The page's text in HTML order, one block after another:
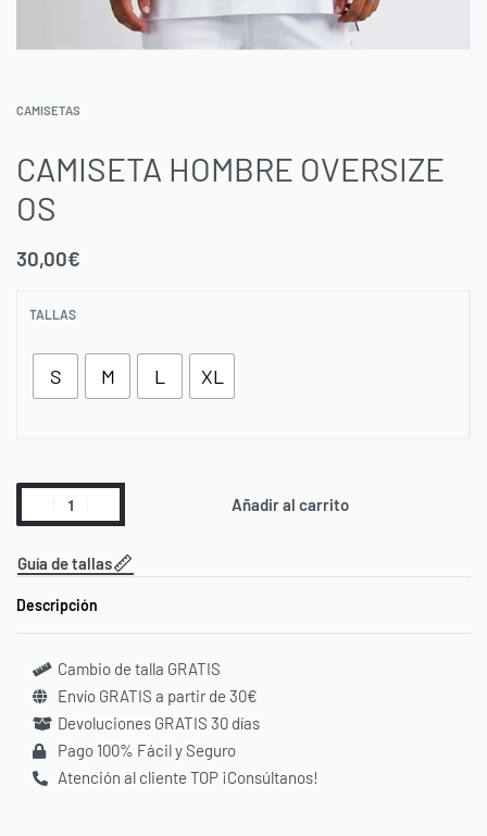
CAMISETAS
CAMISETA HOMBRE OVERSIZE
OS
30,00€
TALLAS
S M L XL
Añadir al carrito
Guía de tallas
Descripción
Cambio de talla GRATIS
Envío GRATIS a partir de 30€
Devoluciones GRATIS 30 días
Pago 100% Fácil y Seguro
Atención al cliente TOP ¡Consúltanos!